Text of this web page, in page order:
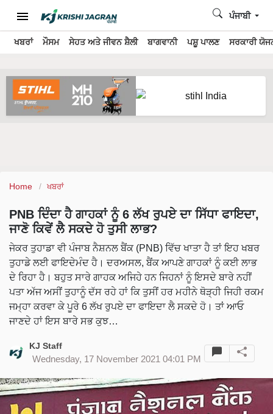
ਖਬਰਾਂ ਮੌਸਮ ਸੇਹਤ ਅਤੇ ਜੀਵਨ ਸ਼ੈਲੀ ਬਾਗਵਾਨੀ ਪਸ਼ੂ ਪਾਲਣ ਸਰਕਾਰੀ
ਪੰਜਾਬੀ
Home ਖਬਰਾਂ
PNB ਦਿੰਦਾ ਹੈ ਗਾਹਕਾਂ ਨੂੰ 6 ਲੱਖ ਰੁਪਏ ਦਾ ਸਿੱਧਾ ਫਾਇਦਾ,
ਜਾਣੋ ਕਿਵੇਂ ਲੈ ਸਕਦੇ ਹੋ ਤੁਸੀ ਲਾਭ?
ਜੇਕਰ ਤੁਹਾਡਾ ਵੀ ਪੰਜਾਬ ਨੈਸ਼ਨਲ ਬੈਂਕ (PNB) ਵਿੱਚ ਖਾਤਾ ਹੈ ਤਾਂ ਇਹ ਖਬਰ
ਤੁਹਾਡੇ ਲਈ ਫਾਇਦੇਮੰਦ ਹੈ। ਦਰਅਸਲ, ਬੈਂਕ ਆਪਣੇ ਗਾਹਕਾਂ ਨੂੰ ਕਈ ਲਾਭ
ਦੇ ਰਿਹਾ ਹੈ। ਬਹੁਤ ਸਾਰੇ ਗਾਹਕ ਅਜਿਹੇ ਹਨ ਜਿਹਨਾਂ ਨੂੰ ਇਸਦੇ ਬਾਰੇ ਨਹੀਂ
ਪਤਾ ਅੱਜ ਅਸੀਂ ਤੁਹਾਨੂੰ ਦੱਸ ਰਹੇ ਹਾਂ ਕਿ ਤੁਸੀਂ ਹਰ ਮਹੀਨੇ ਥੋੜ੍ਹੀ ਜਿਹੀ ਰਕਮ
ਜਮ੍ਹਾ ਕਰਵਾ ਕੇ ਪੂਰੇ 6 ਲੱਖ ਰੁਪਏ ਦਾ ਫਾਇਦਾ ਲੈ ਸਕਦੇ ਹੋ। ਤਾਂ ਆਓ
ਜਾਣਦੇ ਹਾਂ ਇਸ ਬਾਰੇ ਸਭ ਕੁਝ…
KJ Staff
Wednesday, 17 November 2021 04:01 PM